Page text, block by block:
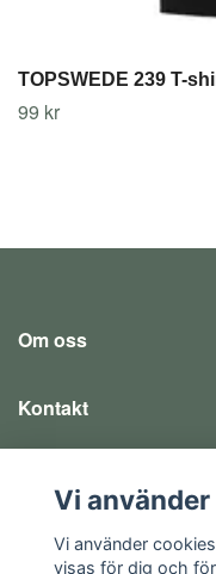
TOPSWEDE 239 T-
99 kr
Om oss
Kontakt
Sociala medier
Vi
Vi använder
visas för dig och